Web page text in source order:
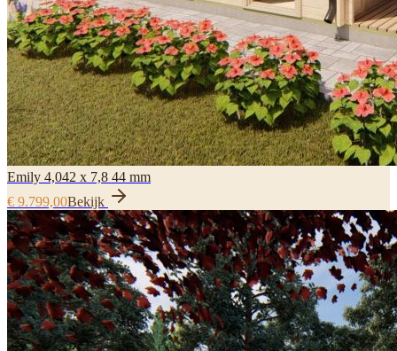
Emily 4,042 x 7,8 44 mm
€ 9.799,00Bekijk